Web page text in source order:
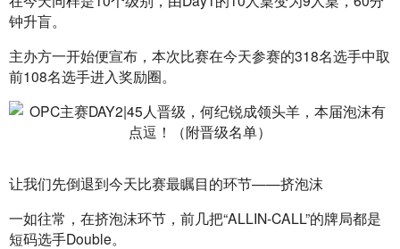
钟升盲。
主办方一开始便宣布，本次比赛在今天参赛的318名选手中取
前108名选手进入奖励圈。
让我们先倒退到今天比赛最瞩目的环节——挤泡沫
一如往常，在挤泡沫环节，前几把“ALLIN-CALL”的牌局都是
短码选手Double。